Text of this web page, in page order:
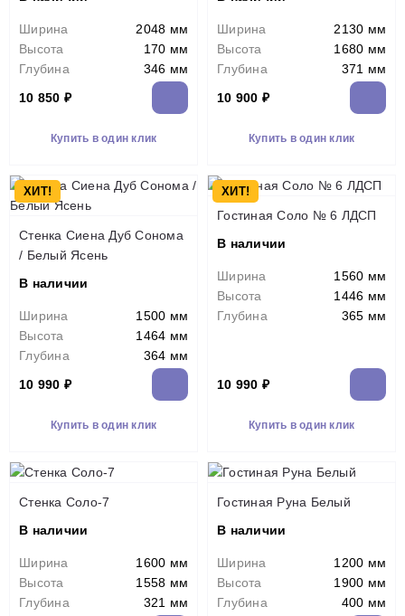
Ширина
2048 мм
Высота
170 мм
Глубина
346 мм
10 850 ₽
Купить в один клик
Ширина
2130 мм
Высота
1680 мм
Глубина
371 мм
10 900 ₽
Купить в один клик
ХИТ!
Стенка Сиена Дуб Сонома
/ Белый Ясень
В наличии
Ширина
1500 мм
Высота
1464 мм
Глубина
364 мм
10 990 ₽
Купить в один клик
ХИТ!
Гостиная Соло № 6 ЛДСП
В наличии
Ширина
1560 мм
Высота
1446 мм
Глубина
365 мм
10 990 ₽
Купить в один клик
Стенка Соло-7
В наличии
Ширина
1600 мм
Высота
1558 мм
Глубина
321 мм
Гостиная Руна Белый
В наличии
Ширина
1200 мм
Высота
1900 мм
Глубина
400 мм